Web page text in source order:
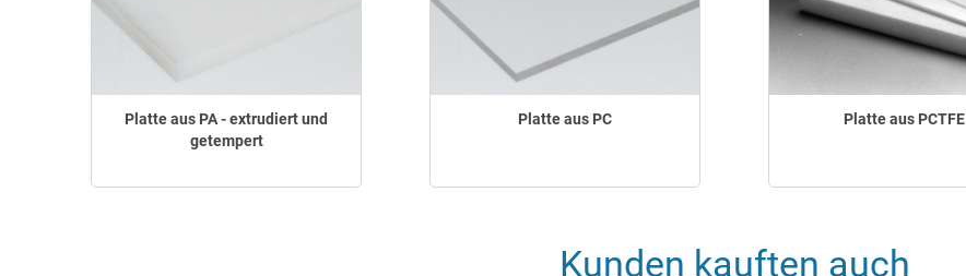
Platte aus PA - extrudiert und
getempert
Platte aus PC Platte aus PCTFE
Kunden kauften auch